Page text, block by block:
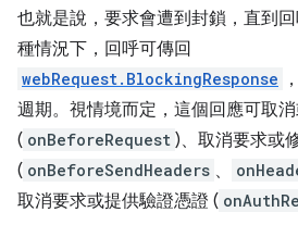
也就是說，要求會遭到封鎖，直到
種情況下，回呼可傳回
webRequest.BlockingResponse
週期。視情境而定，這個回應可取
( onBeforeRequest )、取消要求或
( onBeforeSendHeaders 、
取消要求或提供驗證憑證 (